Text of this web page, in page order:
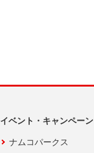
イベント・キャンペーン
ナムコパークス